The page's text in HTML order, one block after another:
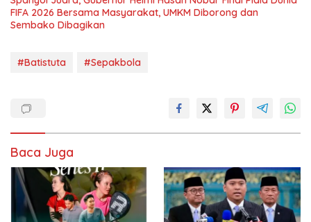
FIFA 2026 Bersama Masyarakat, UMKM Diborong dan
Sembako Dibagikan
#Batistuta #Sepakbola
Baca Juga